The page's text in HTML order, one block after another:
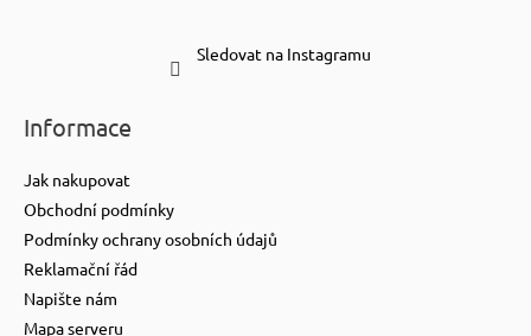
Sledovat na Instagramu
Informace
Jak nakupovat
Obchodní podmínky
Podmínky ochrany osobních údajů
Reklamační řád
Napište nám
Mapa serveru